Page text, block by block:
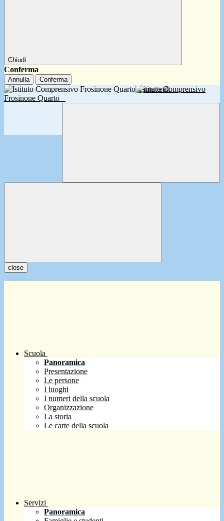
Chiudi
Conferma
Annulla Conferma
Istituto Comprensivo
Frosinone Quarto
close
Scuola
Panoramica
Presentazione
Le persone
I luoghi
I numeri della scuola
Organizzazione
La storia
Le carte della scuola
Servizi
Panoramica